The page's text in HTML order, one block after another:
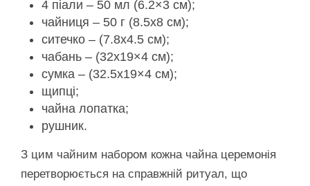
4 піали – 50 мл (6.2×3 см);
чайниця – 50 г (8.5х8 см);
ситечко – (7.8х4.5 см);
чабань – (32х19×4 см);
сумка – (32.5х19×4 см);
щипці;
чайна лопатка;
рушник.
З цим чайним набором кожна чайна церемонія
перетворюється на справжній ритуал, що